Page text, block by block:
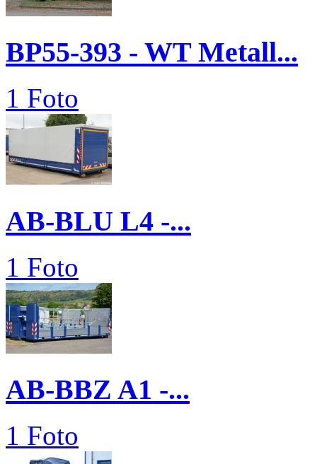
BP55-393 - WT Metall...
1 Foto
AB-BLU L4 -...
1 Foto
AB-BBZ A1 -...
1 Foto